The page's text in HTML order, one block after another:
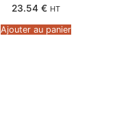
23.54 € HT
Ajouter au panier